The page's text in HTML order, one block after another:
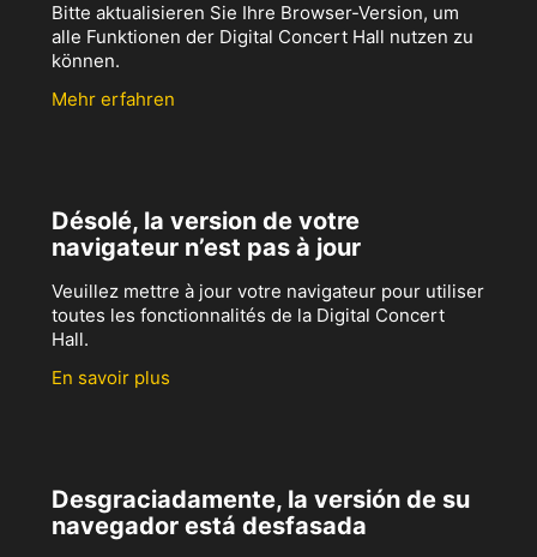
Bitte aktualisieren Sie Ihre Browser-Version, um
alle Funktionen der Digital Concert Hall nutzen zu
können.
Mehr erfahren
Désolé, la version de votre
navigateur n’est pas à jour
Veuillez mettre à jour votre navigateur pour utiliser
toutes les fonctionnalités de la Digital Concert
Hall.
En savoir plus
Desgraciadamente, la versión de su
navegador está desfasada